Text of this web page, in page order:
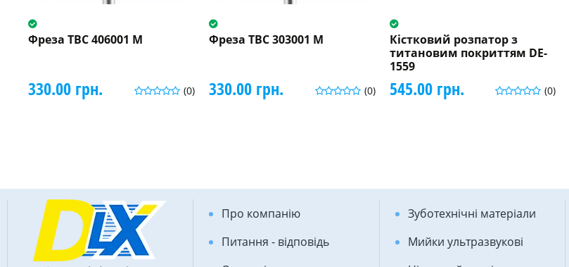
Фреза ТВС 406001 M
(0)
330.00 грн.
Фреза ТВС 303001 М
(0)
330.00 грн.
Кістковий розпатор з
титановим покриттям DE-
1559
(0)
545.00 грн.
Про компанію
Питання - відповідь
Зуботехнічні матеріали
Мийки ультразвукові